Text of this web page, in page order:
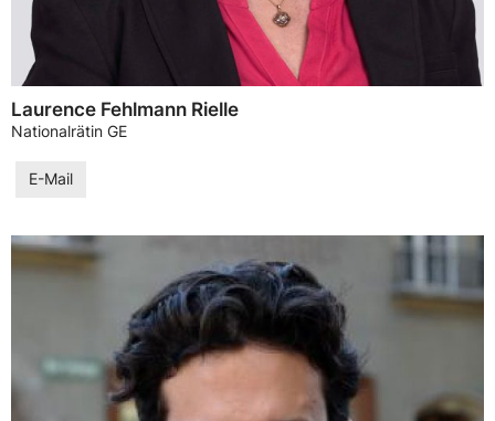
Laurence Fehlmann Rielle
Nationalrätin GE
E-Mail